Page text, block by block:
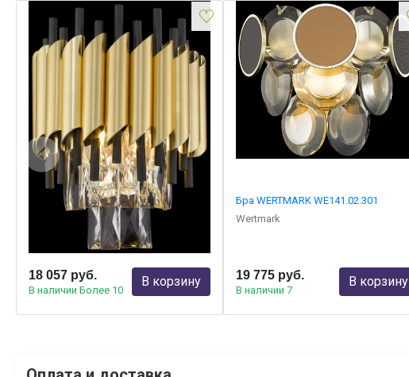
Бра WERTMARK WE138.02.401
18 057 руб.
В наличии Более 10
В корзину
Бра WERTMARK WE141.02.301
Wertmark
19 775 руб.
В наличии 7
В корзину